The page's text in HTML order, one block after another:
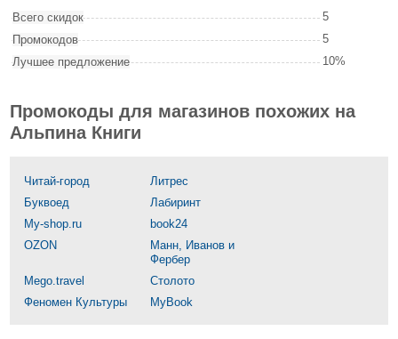
Всего скидок
5
Промокодов
5
Лучшее предложение
10%
Промокоды для магазинов похожих на
Альпина Книги
Читай-город
Литрес
Буквоед
Лабиринт
My-shop.ru
book24
OZON
Манн, Иванов и
Фербер
Mego.travel
Столото
Феномен Культуры
MyBook